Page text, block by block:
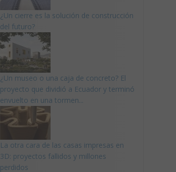
¿Un cierre es la solución de construcción
del futuro?
¿Un museo o una caja de concreto? El
proyecto que dividió a Ecuador y terminó
envuelto en una tormen...
La otra cara de las casas impresas en
3D: proyectos fallidos y millones
perdidos